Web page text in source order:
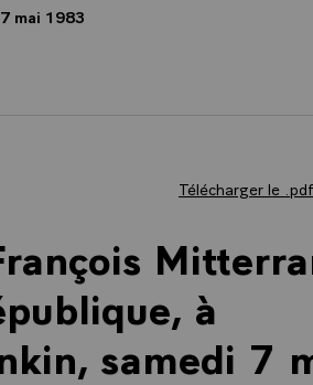
mai 1983
Télécharger le .pdf
à
samedi 7